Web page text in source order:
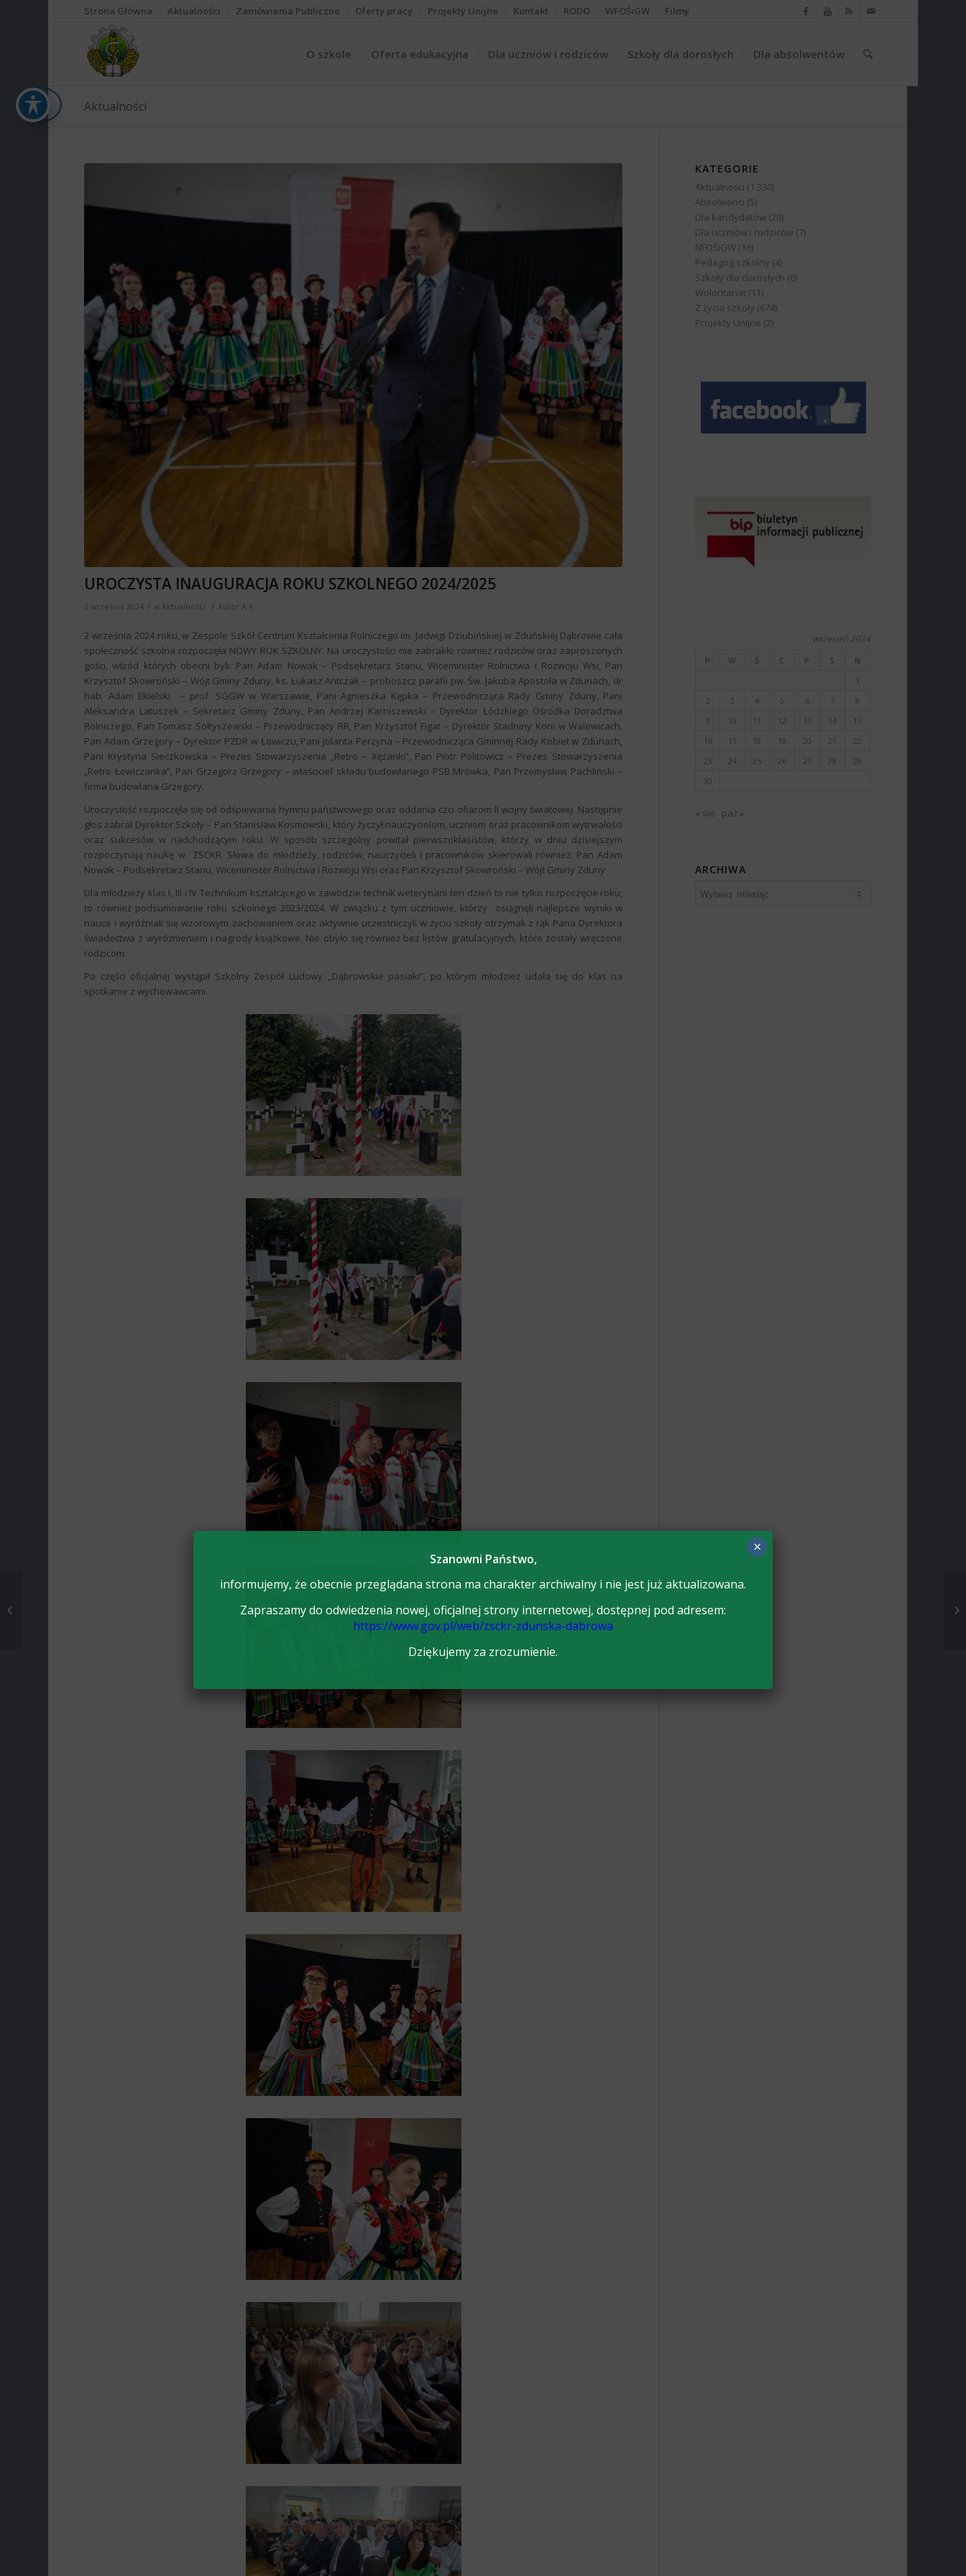
Strona Główna Aktualności Zamówienia Publiczne Oferty pracy Projekty Unijne Kontakt RODO WFOŚiGW Filmy
O szkole Oferta edukacyjna Dla uczniów i rodziców Szkoły dla dorosłych Dla absolwentów
Aktualności
UROCZYSTA INAUGURACJA ROKU SZKOLNEGO 2024/2025
2 września 2024 / w Aktualności / Autor A K
2 września 2024 roku, w Zespole Szkół Centrum Kształcenia Rolniczego im. Jadwigi Dziubińskiej w Zduńskiej Dąbrowie cała
społeczność szkolna rozpoczęła NOWY ROK SZKOLNY. Na uroczystości nie zabrakło również rodziców oraz zaproszonych
gości, wśród których obecni byli: Pan Adam Nowak – Podsekretarz Stanu, Wiceminister Rolnictwa i Rozwoju Wsi, Pan
Krzysztof Skowroński – Wójt Gminy Zduny, ks. Łukasz Antczak – proboszcz parafii pw. Św. Jakuba Apostoła w Zdunach, dr
hab. Adam Ekielski – prof. SGGW w Warszawie, Pani Agnieszka Kępka – Przewodnicząca Rady Gminy Zduny, Pani
Aleksandra Latuszek – Sekretarz Gminy Zduny, Pan Andrzej Karniszewski – Dyrektor Łódzkiego Ośrodka Doradztwa
Rolniczego, Pan Tomasz Sołtyszewski – Przewodniczący RR, Pan Krzysztof Figat – Dyrektor Stadniny Koni w Walewicach,
Pan Adam Grzegory – Dyrektor PZDR w Łowiczu, Pani Jolanta Perzyna – Przewodnicząca Gminnej Rady Kobiet w Zdunach,
Pani Krystyna Sieczkowska – Prezes Stowarzyszenia „Retro – Xężanki”, Pan Piotr Politowicz – Prezes Stowarzyszenia
„Retro Łowiczanka”, Pan Grzegorz Grzegory – właściciel składu budowłanego PSB Mrówka, Pan Przemysław Pachliński –
firma budowlana Grzegory.
Uroczystość rozpoczęła się od odśpiewania hymnu państwowego oraz oddania czci ofiarom II wojny światowej. Następnie
głos zabrał Dyrektor Szkoły – Pan Stanisław Kosmowski, który życzył nauczycielom, uczniom oraz pracownikom wytrwałości
oraz sukcesów w nadchodzącym roku. W sposób szczególny powitał pierwszoklasistów, którzy w dniu dzisiejszym
rozpoczynają naukę w ZSCKR. Słowa do młodzieży, rodziców, nauczycieli i pracowników skierowali również: Pan Adam
Nowak – Podsekretarz Stanu, Wiceminister Rolnictwa i Rozwoju Wsi oraz Pan Krzysztof Skowroński – Wójt Gminy Zduny
Dla młodzieży klas I, III i IV Technikum kształcącego w zawodzie technik weterynarii ten dzień to nie tylko rozpoczęcie roku,
to również podsumowanie roku szkolnego 2023/2024. W związku z tym uczniowie, którzy osiągnęli najlepsze wyniki w
nauce i wyróżniali się wzorowym zachowaniem oraz aktywnie uczestniczyli w życiu szkoły otrzymali z rąk Pana Dyrektora
świadectwa z wyróżnieniem i nagrody książkowe. Nie obyło się również bez listów gratulacyjnych, które zostały wręczone
rodzicom.
Po części oficjalnej wystąpił Szkolny Zespół Ludowy ,,Dąbrowskie pasiaki”, po którym młodzież udała się do klas na
spotkanie z wychowawcami.
KATEGORIE
Aktualności (1 330)
Absolwenci (5)
Dla kandydatów (20)
Dla uczniów i rodziców (7)
NFOŚiGW (16)
Pedagog szkolny (4)
Szkoły dla dorosłych (6)
Wolontariat (11)
Z życia szkoły (674)
Projekty Unijne (2)
wrzesień 2024
P W Ś C P S
N
1
2
3 4 5 6 7
8
9
10 11 12 13 14
15
16
17 18 19 20 21
22
23
24 25 26 27 28
29
30
« sie paź »
ARCHIWA
Szanowni Państwo,
informujemy, że obecnie przeglądana strona ma charakter archiwalny i nie jest już aktualizowana.
Zapraszamy do odwiedzenia nowej, oficjalnej strony internetowej, dostępnej pod adresem:
https://www.gov.pl/web/zsckr-zdunska-dabrowa
Dziękujemy za zrozumienie.
×